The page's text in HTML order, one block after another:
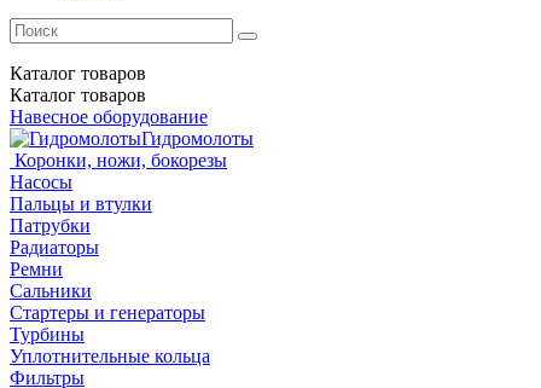
Каталог товаров
Каталог товаров
Навесное оборудование
Гидромолоты
Коронки, ножи, бокорезы
Насосы
Пальцы и втулки
Патрубки
Радиаторы
Ремни
Сальники
Стартеры и генераторы
Турбины
Уплотнительные кольца
Фильтры